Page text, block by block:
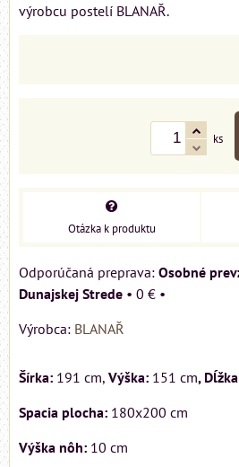
výrobcu postelí BLANAŘ.
ks
Otázka k produktu
Osobné
Dunajskej Strede • 0 € •
Výrobca: BLANAŘ
Šírka: 191 cm, Výška: 151 cm,
Spacia plocha: 180x200 cm
Výška nôh: 10 cm